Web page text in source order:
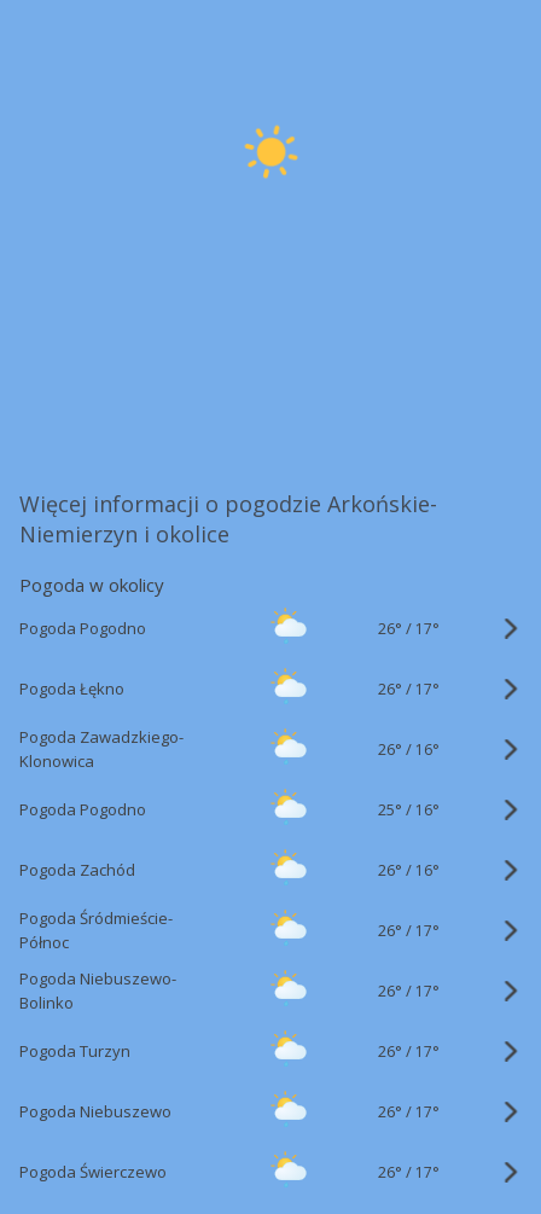
Więcej informacji o pogodzie Arkońskie-
Niemierzyn i okolice
Pogoda w okolicy
Pogoda Pogodno 26° / 17°
Pogoda Łękno 26° / 17°
Pogoda Zawadzkiego-
Klonowica
26° / 16°
Pogoda Pogodno 25° / 16°
Pogoda Zachód 26° / 16°
Pogoda Śródmieście-
Północ
26° / 17°
Pogoda Niebuszewo-
Bolinko
26° / 17°
Pogoda Turzyn 26° / 17°
Pogoda Niebuszewo 26° / 17°
Pogoda Świerczewo 26° / 17°